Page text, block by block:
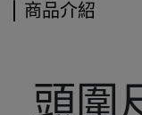
商品介紹
頭圍